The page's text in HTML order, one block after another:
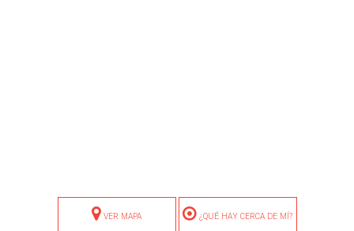
VER MAPA ¿QUÉ HAY CERCA DE MÍ?